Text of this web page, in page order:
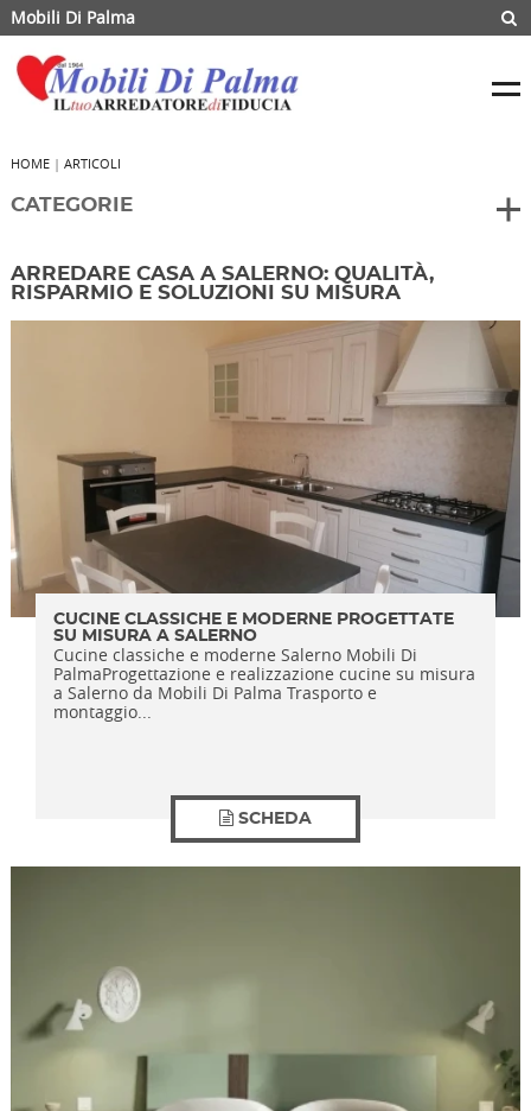
Mobili Di Palma
HOME| ARTICOLI
CATEGORIE
ARREDARE CASA A SALERNO: QUALITÀ,
RISPARMIO E SOLUZIONI SU MISURA
CUCINE CLASSICHE E MODERNE PROGETTATE
SU MISURA A SALERNO
Cucine classiche e moderne Salerno Mobili Di
PalmaProgettazione e realizzazione cucine su misura
a Salerno da Mobili Di Palma Trasporto e
montaggio...
SCHEDA